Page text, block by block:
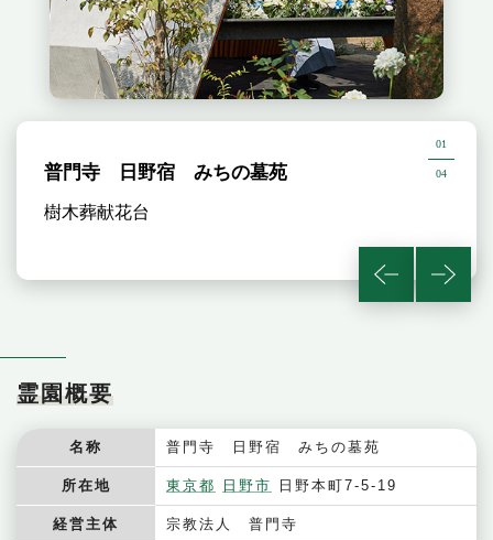
普門寺 日野宿 みちの墓苑
樹木葬献花台
01
04
霊園概要
名称 普門寺 日野宿 みちの墓苑
所在地 東京都 日野市 日野本町7-5-19
経営主体 宗教法人 普門寺